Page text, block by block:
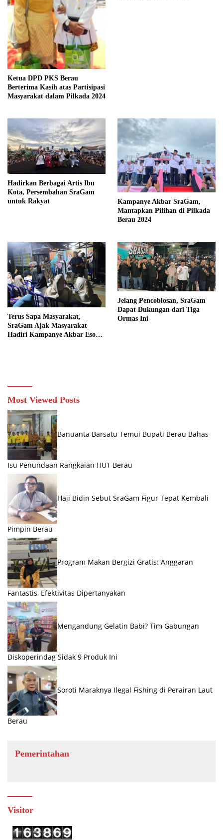
Ketua DPD PKS Berau
Berterima Kasih atas Partisipasi
Masyarakat dalam Pilkada 2024
Hadirkan Berbagai Artis Ibu
Kota, Persembahan SraGam
untuk Rakyat
Kampanye Akbar SraGam,
Mantapkan Pilihan di Pilkada
Berau 2024
Terus Sapa Masyarakat,
SraGam Ajak Masyarakat
Hadiri Kampanye Akbar Esok
Jelang Pencoblosan, SraGam
Dapat Dukungan dari Tiga
Ormas Ini
Most Viewed Posts
Banuanta Barsatu Temui Bupati Berau Bahas
Isu Penundaan Rangkaian HUT Berau
Haji Bidin Sebut SraGam Figur Tepat Kembali
Pimpin Berau
Program Makan Bergizi Gratis: Anggaran
Fantastis, Efektivitas Dipertanyakan
Mengandung Gelatin Babi? Tim Gabungan
Diskoperindag Sidak 9 Produk Ini
Soroti Maraknya Ilegal Fishing di Perairan Laut
Berau
Pemerintahan
Visitor